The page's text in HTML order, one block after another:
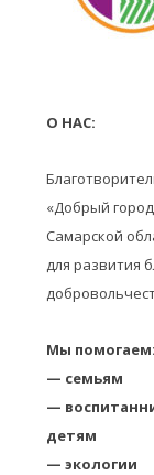
О НАС:
«Добрый
Самарской
для развития
Мы помогаем:
— семьям
—
детям
— экологии